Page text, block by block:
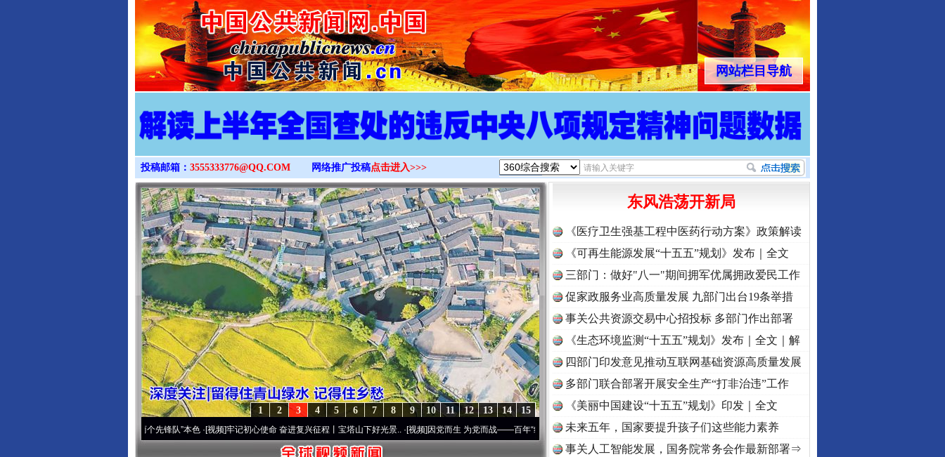
>
网站栏目导航
投稿邮箱： 3555333776@QQ.COM 网络推广投稿点击进入>>>
15
14
13
12
11
10
9
8
7
6
5
4
3
2
1
永葆“两个先锋队”本色·[视频]牢记初心使命 奋进复兴征程丨宝塔山下好光景..·[视频]因党而生 为党而战——百年“纪”事⑧加强纪律..·[视频]牢记初心使命 奋进复兴征程丨“转折之城”激荡.. ·[视频]
东风浩荡开新局
《医疗卫生强基工程中医药行动方案》政策解读
《可再生能源发展“十五五”规划》发布｜全文
三部门：做好"八一"期间拥军优属拥政爱民工作
促家政服务业高质量发展 九部门出台19条举措
事关公共资源交易中心招投标 多部门作出部署
《生态环境监测“十五五”规划》发布｜全文｜解
读
四部门印发意见推动互联网基础资源高质量发展
多部门联合部署开展安全生产“打非治违”工作
《美丽中国建设“十五五”规划》印发｜全文
未来五年，国家要提升孩子们这些能力素养
事关人工智能发展，国务院常务会作最新部署⇒